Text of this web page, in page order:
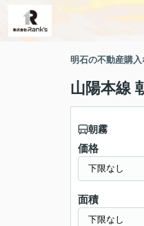
明石の不動産購入
山陽本線
朝霧
価格
面積